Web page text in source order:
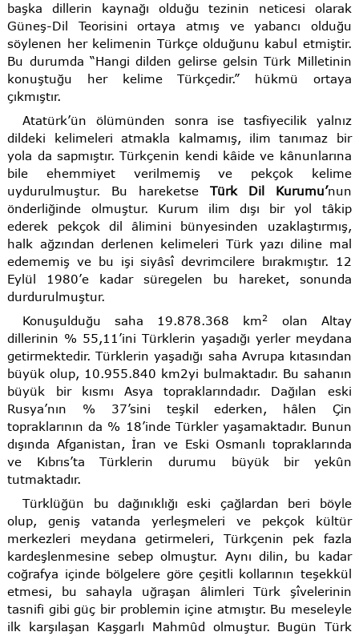
başka dillerin kaynağı olduğu tezinin neticesi olarak
Güneş-Dil Teorisini ortaya atmış ve yabancı olduğu
söylenen her kelimenin Türkçe olduğunu kabul etmiştir.
Bu durumda “Hangi dilden gelirse gelsin Türk Milletinin
konuştuğu her kelime Türkçedir.” hükmü ortaya
çıkmıştır.
Atatürk’ün ölümünden sonra ise tasfiyecilik yalnız
dildeki kelimeleri atmakla kalmamış, ilim tanımaz bir
yola da sapmıştır. Türkçenin kendi kâide ve kânunlarına
bile ehemmiyet verilmemiş ve pekçok kelime
uydurulmuştur. Bu hareketse Türk Dil Kurumu’nun
önderliğinde olmuştur. Kurum ilim dışı bir yol tâkip
ederek pekçok dil âlimini bünyesinden uzaklaştırmış,
halk ağzından derlenen kelimeleri Türk yazı diline mal
edememiş ve bu işi siyâsî devrimcilere bırakmıştır. 12
Eylül 1980’e kadar süregelen bu hareket, sonunda
durdurulmuştur.
Konuşulduğu saha 19.878.368 km2
olan Altay
dillerinin % 55,11’ini Türklerin yaşadığı yerler meydana
getirmektedir. Türklerin yaşadığı saha Avrupa kıtasından
büyük olup, 10.955.840 km2yi bulmaktadır. Bu sahanın
büyük bir kısmı Asya topraklarındadır. Dağılan eski
Rusya’nın % 37’sini teşkil ederken, hâlen Çin
topraklarının da % 18’inde Türkler yaşamaktadır. Bunun
dışında Afganistan, İran ve Eski Osmanlı topraklarında
ve Kıbrıs’ta Türklerin durumu büyük bir yekûn
tutmaktadır.
Türklüğün bu dağınıklığı eski çağlardan beri böyle
olup, geniş vatanda yerleşmeleri ve pekçok kültür
merkezleri meydana getirmeleri, Türkçenin pek fazla
kardeşlenmesine sebep olmuştur. Aynı dilin, bu kadar
coğrafya içinde bölgelere göre çeşitli kollarının teşekkül
etmesi, bu sahayla uğraşan âlimleri Türk şîvelerinin
tasnifi gibi güç bir problemin içine atmıştır. Bu meseleyle
ilk karşılaşan Kaşgarlı Mahmûd olmuştur. Bugün Türk